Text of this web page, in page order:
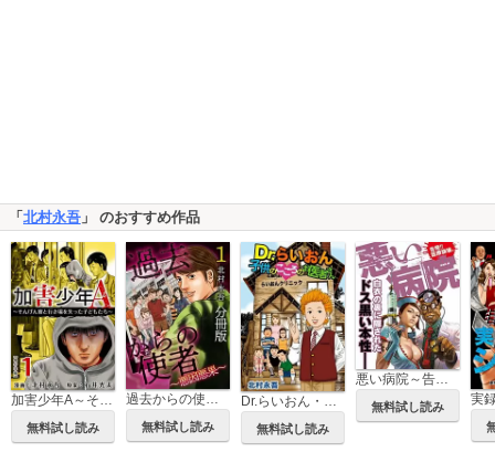
「 北村永吾 」 のおすすめ作品
加害少年A～そんげん寮と行き場を失った子どもたち～ 単行本版
無料試し読み
過去からの使者 ～悪因悪果～ 分冊版
無料試し読み 無料試し読み
悪い病院～告発!!医療崩壊編～
無料試し読み